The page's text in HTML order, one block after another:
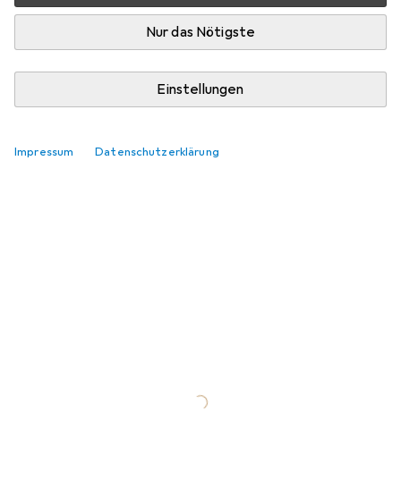
Nur das Nötigste
Einstellungen
Impressum Datenschutzerklärung